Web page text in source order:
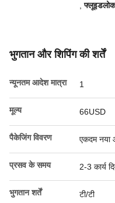
,फ्लूइडलोक
भुगतान और शिपिंग की शर्तें
न्यूनतम आदेश मात्रा 1
मूल्य 66USD
पैकेजिंग विवरण एकदम नया
प्रसव के समय 2-3 कार्य
भुगतान शर्तें टी/टी